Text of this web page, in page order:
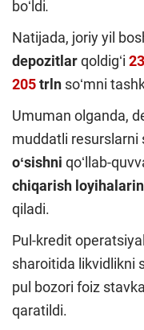
boʻldi.
Natijada, joriy yil
depozitlarqoldigʻi 23
205trln soʻmni
Umuman olganda,
muddatli resurslarni
oʻsishni qoʻllab-
chiqarish
qiladi.
Pul-kredit
sharoitida likvidlikni
pul bozori foiz
qaratildi.